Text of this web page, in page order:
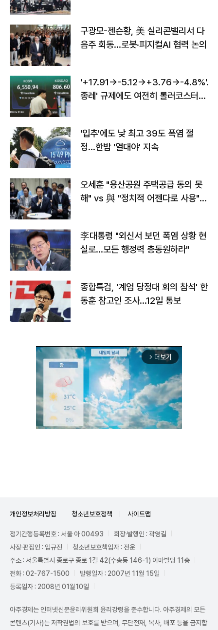
구광모-젠슨황, 美 실리콘밸리서 다
음주 회동…로봇·피지컬AI 협력 논의
'+17.91→-5.12→+3.76→-4.8%'…'
종레' 규제에도 여전히 롤러코스터
'입추'에도 낮 최고 39도 폭염 절
정…한밤 '열대야' 지속
오세훈 "용산공원 주택공급 동의 못
해" vs 與 "정치적 어젠다로 사용"
李대통령 "외신서 보던 폭염 상황 현
실로…모든 행정력 총동원하라"
종합특검, '계엄 당정대 회의 참석' 한
동훈 참고인 조사...12일 통보
arrow_forward_ios 더보기
개인정보처리방침 청소년보호정책 사이트맵
정기간행등록번호 : 서울 아 00493
회장·발행인 : 곽영길
사장·편집인 : 임규진
청소년보호책임자 : 전운
주소 : 서울특별시 종로구 종로 1길 42(수송동 146-1) 이마빌딩 11층
전화 : 02-767-1500
발행일자 : 2007년 11월 15일
등록일자 : 2008년 01월10일
아주경제는 인터넷신문윤리위원회 윤리강령을 준수합니다. 아주경제의 모든
콘텐츠(기사)는 저작권법의 보호를 받으며, 무단전재, 복사, 배포 등을 금지합